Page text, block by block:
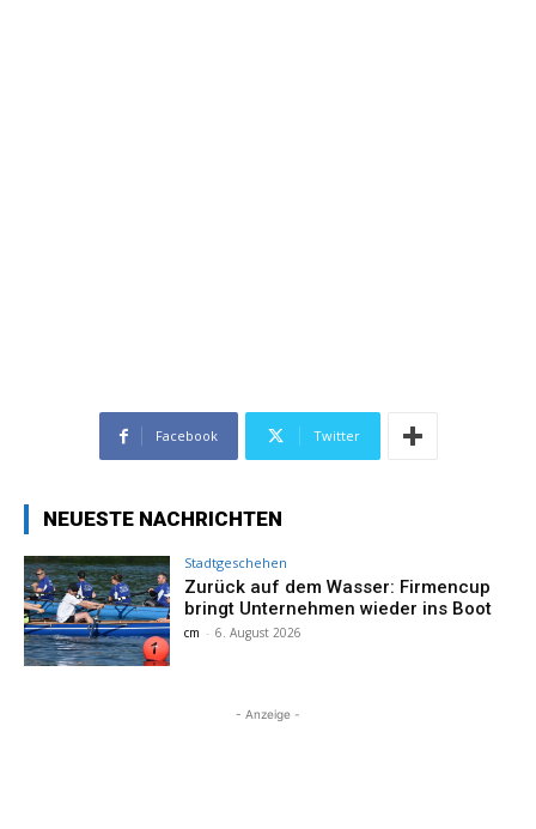
Facebook Twitter
NEUESTE NACHRICHTEN
Stadtgeschehen
Zurück auf dem Wasser: Firmencup
bringt Unternehmen wieder ins Boot
cm - 6. August 2026
- Anzeige -